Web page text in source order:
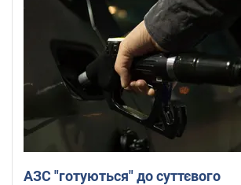
АЗС "готуються" до суттєвого